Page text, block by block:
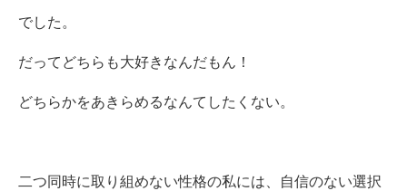
でした。
だってどちらも大好きなんだもん！
どちらかをあきらめるなんてしたくない。
二つ同時に取り組めない性格の私には、自信のない選択